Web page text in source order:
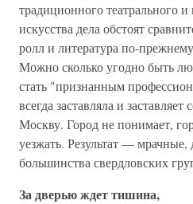
традиционного театрального и
искусства дела обстоят
ролл и литература по-
Можно сколько угодно быть
стать "признанным
всегда заставляла и заставляет
Москву. Город не понимает,
уезжать. Результат —
большинства свердловских
За дверью ждет тишина,